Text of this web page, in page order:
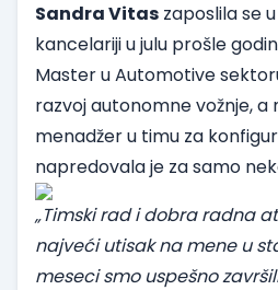
Sandra Vitas zaposlila se
kancelariji u julu prošle
Master u Automotive
razvoj autonomne vožnje, a
menadžer u timu za
napredovala je za samo
„Timski rad i dobra radna
najveći utisak na mene u
meseci smo uspešno